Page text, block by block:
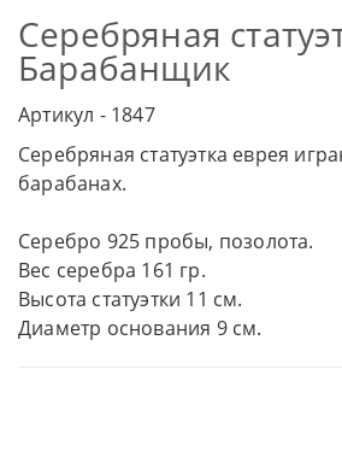
Серебряная
Барабанщик
Артикул - 1847
Серебряная статуэтка еврея
барабанах.
Серебро 925 пробы, позолота.
Вес серебра 161 гр.
Высота статуэтки 11 см.
Диаметр основания 9 см.